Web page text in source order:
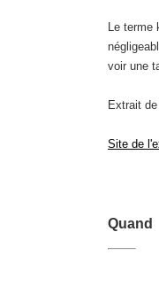
Le terme
voir une
Extrait
Site de
Quand